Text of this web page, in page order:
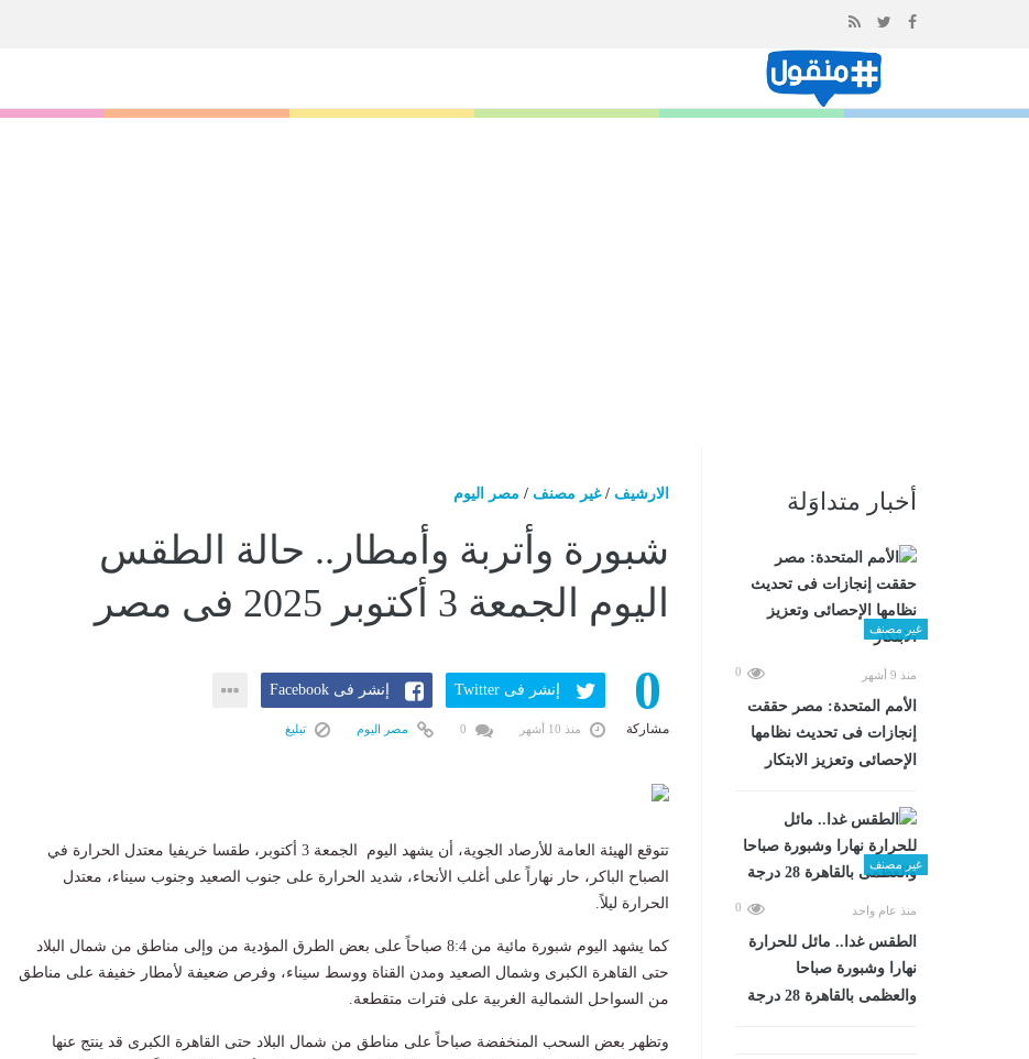
المحتوى
أخبار متداوَلة
غير مصنف
منذ 9 أشهر 0
الأمم المتحدة: مصر حققت
إنجازات فى تحديث نظامها
الإحصائى وتعزيز الابتكار
غير مصنف
منذ عام واحد 0
الطقس غدا.. مائل للحرارة
نهارا وشبورة صباحا
والعظمى بالقاهرة 28 درجة
الارشيف /غير مصنف / مصر اليوم
شبورة وأتربة وأمطار.. حالة الطقس
اليوم الجمعة 3 أكتوبر 2025 فى مصر
0
مشاركة
إنشر فى Twitter إنشر فى Facebook
منذ 10 أشهر مصر اليوم تبليغ
تتوقع الهيئة العامة للأرصاد الجوية، أن يشهد اليوم الجمعة 3 أكتوبر، طقسا خريفيا معتدل الحرارة في
الصباح الباكر، حار نهاراً على أغلب الأنحاء، شديد الحرارة على جنوب الصعيد وجنوب سيناء، معتدل
الحرارة ليلاً.
كما يشهد اليوم شبورة مائية من 8:4 صباحاً على بعض الطرق المؤدية من وإلى مناطق من شمال البلاد
حتى القاهرة الكبرى وشمال الصعيد ومدن القناة ووسط سيناء، وفرص ضعيفة لأمطار خفيفة على مناطق
من السواحل الشمالية الغربية على فترات متقطعة.
وتظهر بعض السحب المنخفضة صباحاً على مناطق من شمال البلاد حتى القاهرة الكبرى قد ينتج عنها